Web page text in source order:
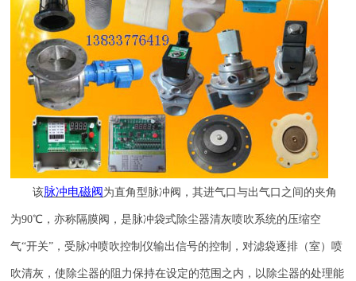
该脉冲电磁阀为直角型脉冲阀，其进气口与出气口之间的夹角
为90℃，亦称隔膜阀，是脉冲袋式除尘器清灰喷吹系统的压缩空
气“开关”，受脉冲喷吹控制仪输出信号的控制，对滤袋逐排（室）喷
吹清灰，使除尘器的阻力保持在设定的范围之内，以除尘器的处理能